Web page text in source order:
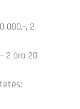
000,-, 2
2 óra 20